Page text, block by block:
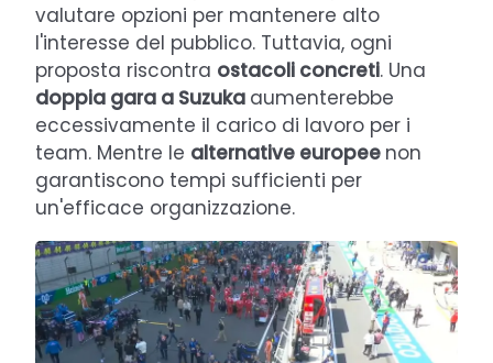
valutare opzioni per mantenere alto
l'interesse del pubblico. Tuttavia, ogni
proposta riscontra ostacoli concreti. Una
doppia gara a Suzuka aumenterebbe
eccessivamente il carico di lavoro per i
team. Mentre le alternative europee non
garantiscono tempi sufficienti per
un'efficace organizzazione.